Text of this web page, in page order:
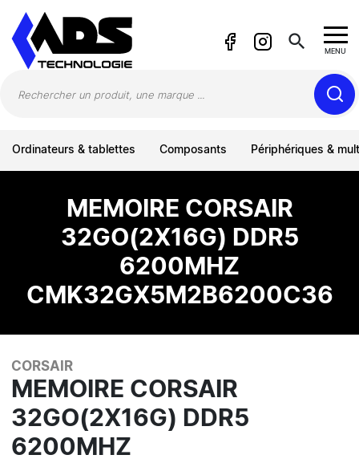
search MENU
Ordinateurs & tablettes Composants Périphériques &
MEMOIRE CORSAIR
32GO(2X16G) DDR5
6200MHZ
CMK32GX5M2B6200C36
CORSAIR
MEMOIRE CORSAIR
32GO(2X16G) DDR5
6200MHZ